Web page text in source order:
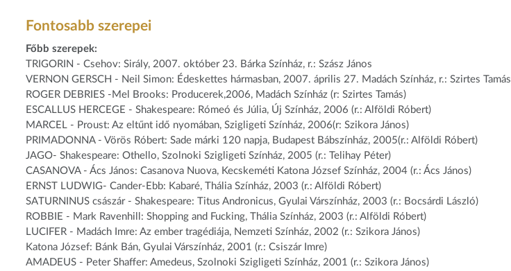
Fontosabb szerepei
Főbb szerepek:
TRIGORIN - Csehov: Sirály, 2007. október 23. Bárka Színház, r.: Szász János
VERNON GERSCH - Neil Simon: Édeskettes hármasban, 2007. április 27. Madách Színház, r.: Szirtes Tamás
ROGER DEBRIES -Mel Brooks: Producerek,2006, Madách Színház (r: Szirtes Tamás)
ESCALLUS HERCEGE - Shakespeare: Rómeó és Júlia, Új Színház, 2006 (r.: Alföldi Róbert)
MARCEL - Proust: Az eltűnt idő nyomában, Szigligeti Színház, 2006(r: Szikora János)
PRIMADONNA - Vörös Róbert: Sade márki 120 napja, Budapest Bábszínház, 2005(r.: Alföldi Róbert)
JAGO- Shakespeare: Othello, Szolnoki Szigligeti Színház, 2005 (r.: Telihay Péter)
CASANOVA - Ács János: Casanova Nuova, Kecskeméti Katona József Színház, 2004 (r.: Ács János)
ERNST LUDWIG- Cander-Ebb: Kabaré, Thália Színház, 2003 (r.: Alföldi Róbert)
SATURNINUS császár - Shakespeare: Titus Andronicus, Gyulai Várszínház, 2003 (r.: Bocsárdi László)
ROBBIE - Mark Ravenhill: Shopping and Fucking, Thália Színház, 2003 (r.: Alföldi Róbert)
LUCIFER - Madách Imre: Az ember tragédiája, Nemzeti Színház, 2002 (r.: Szikora János)
Katona József: Bánk Bán, Gyulai Várszínház, 2001 (r.: Csiszár Imre)
AMADEUS - Peter Shaffer: Amedeus, Szolnoki Szigligeti Színház, 2001 (r.: Szikora János)